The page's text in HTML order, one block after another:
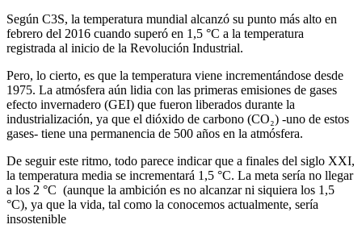
Según C3S, la temperatura mundial alcanzó su punto más alto en
febrero del 2016 cuando superó en 1,5 °C a la temperatura
registrada al inicio de la Revolución Industrial.
Pero, lo cierto, es que la temperatura viene incrementándose desde
1975. La atmósfera aún lidia con las primeras emisiones de gases
efecto invernadero (GEI) que fueron liberados durante la
industrialización, ya que el dióxido de carbono (CO₂) -uno de estos
gases- tiene una permanencia de 500 años en la atmósfera.
De seguir este ritmo, todo parece indicar que a finales del siglo XXI,
la temperatura media se incrementará 1,5 °C. La meta sería no llegar
a los 2 °C (aunque la ambición es no alcanzar ni siquiera los 1,5
°C), ya que la vida, tal como la conocemos actualmente, sería ​
insostenible​